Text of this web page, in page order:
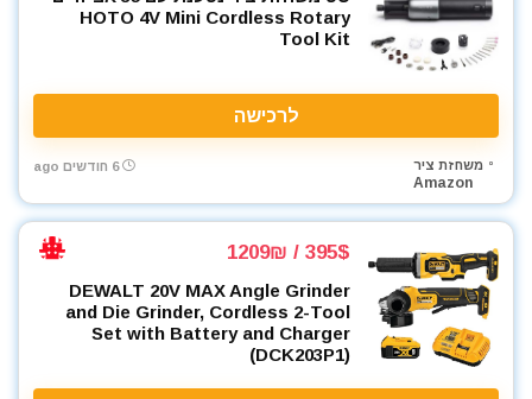
מסור גרונג
מסור וידיה
מסור חרב
מסור נימה
מסור סרט
מסור עגול למתכת
מסור פנדל גרונג
מסור שולחני
מסור שורף
מסור שרשרת
HOTO 4V Mini Cordless Rotary
Tool Kit
לרכישה
משחזת ציר
Amazon
6 חודשים ago
395$ / 1209₪
DEWALT 20V MAX Angle Grinder
and Die Grinder, Cordless 2-Tool
Set with Battery and Charger
(DCK203P1)